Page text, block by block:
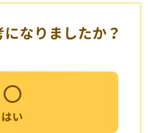
なりましたか？
はい